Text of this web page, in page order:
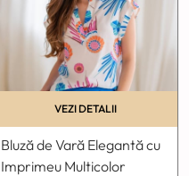
Bluză de Vară Elegantă cu
Imprimeu Multicolor
VEZI DETALII